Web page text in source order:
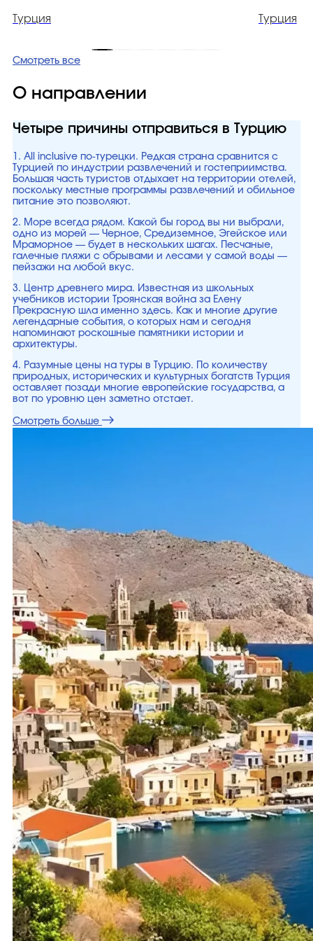
Турция Турция
Смотреть все
О направлении
Четыре причины отправиться в Турцию
1. All inclusive по-турецки. Редкая страна сравнится с
Турцией по индустрии развлечений и гостеприимства.
Большая часть туристов отдыхает на территории отелей,
поскольку местные программы развлечений и обильное
питание это позволяют.
2. Море всегда рядом. Какой бы город вы ни выбрали,
одно из морей — Черное, Средиземное, Эгейское или
Мраморное — будет в нескольких шагах. Песчаные,
галечные пляжи с обрывами и лесами у самой воды —
пейзажи на любой вкус.
3. Центр древнего мира. Известная из школьных
учебников истории Троянская война за Елену
Прекрасную шла именно здесь. Как и многие другие
легендарные события, о которых нам и сегодня
напоминают роскошные памятники истории и
архитектуры.
4. Разумные цены на туры в Турцию. По количеству
природных, исторических и культурных богатств Турция
оставляет позади многие европейские государства, а
вот по уровню цен заметно отстает.
Смотреть больше